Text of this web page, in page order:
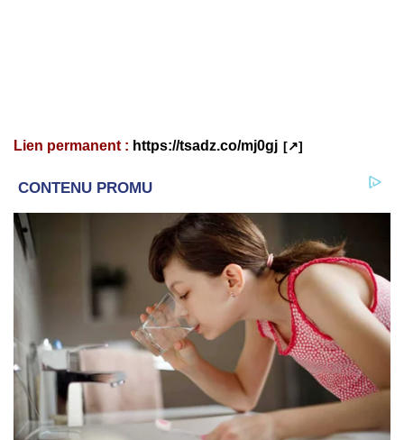
Lien permanent : https://tsadz.co/mj0gj